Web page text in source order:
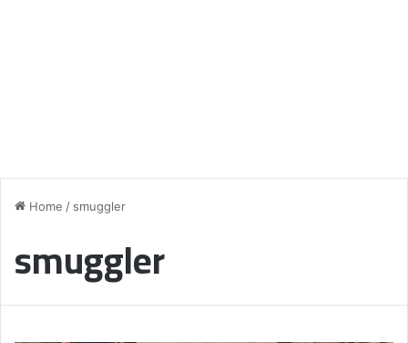
Home / smuggler
smuggler